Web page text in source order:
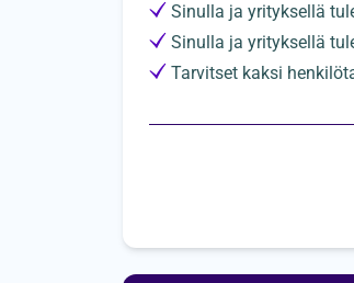
Sinulla ja yrityksellä
Sinulla ja yrityksellä
Tarvitset kaksi